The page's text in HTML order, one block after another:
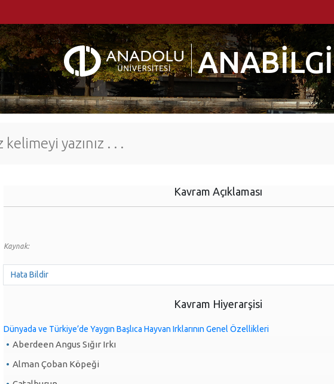
ANABİLGİ
Kavram Açıklaması
Kaynak:
Hata Bildir
Kavram Hiyerarşisi
Dünyada ve Türkiye’de Yaygın Başlıca Hayvan Irklarının Genel Özellikleri
Aberdeen Angus Sığır Irkı
Alman Çoban Köpeği